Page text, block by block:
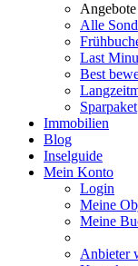
Angebote
Alle
Last
Best
Sparpaket
Immobilien
Blog
Inselguide
Mein Konto
Login
Meine
Meine
Anbieter